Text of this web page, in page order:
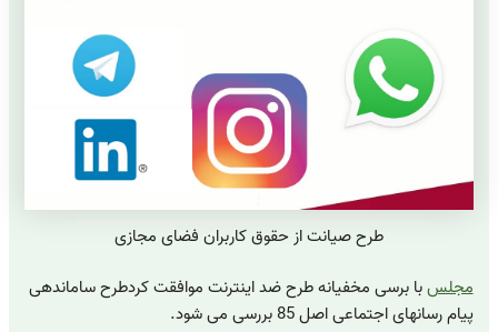
طرح صیانت از حقوق کاربران فضای مجازی
مجلسبا برسی مخفیانه طرح ضد اینترنت موافقت کردطرح ساماندهی
پیام رسانهای اجتماعی اصل 85 بررسی می شود.